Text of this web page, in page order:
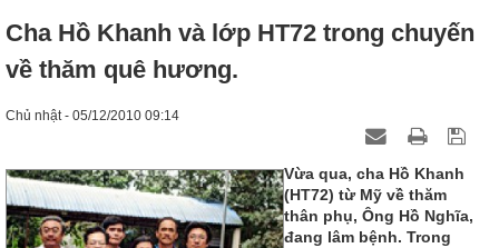
Cha Hồ Khanh và lớp HT72 trong chuyến
về thăm quê hương.
Chủ nhật - 05/12/2010 09:14
Vừa qua, cha Hồ Khanh
(HT72) từ Mỹ về thăm
thân phụ, Ông Hồ Nghĩa,
đang lâm bệnh. Trong